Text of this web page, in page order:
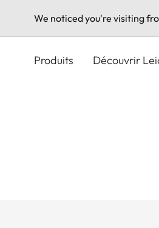
We noticed you're visiting
Produits Découvrir